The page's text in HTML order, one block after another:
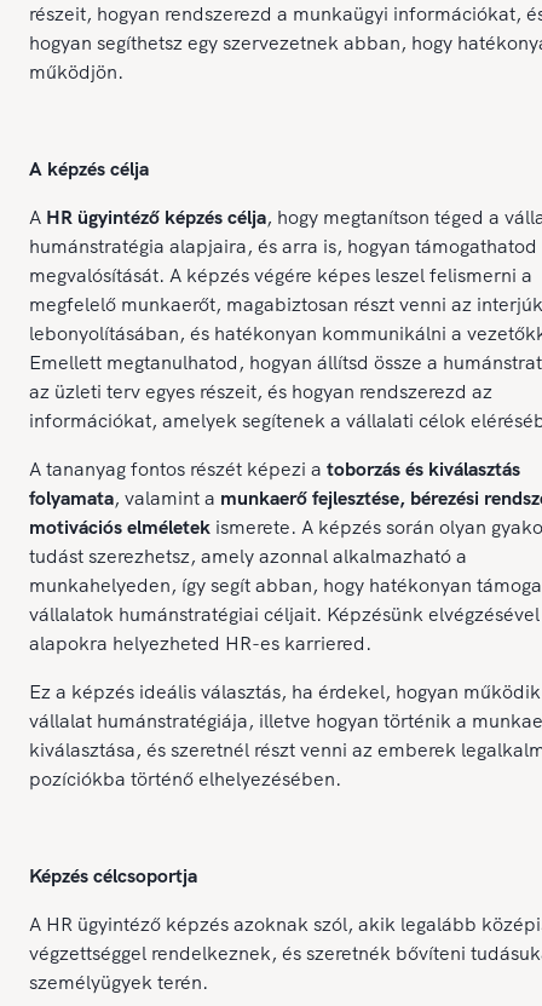
részeit, hogyan rendszerezd a munkaügyi információkat,
hogyan segíthetsz egy szervezetnek abban, hogy
működjön.
A képzés célja
A HR ügyintéző képzés célja, hogy megtanítson téged a
humánstratégia alapjaira, és arra is, hogyan
megvalósítását. A képzés végére képes leszel felismerni a
megfelelő munkaerőt, magabiztosan részt venni az interjúk
lebonyolításában, és hatékonyan kommunikálni a
Emellett megtanulhatod, hogyan állítsd össze a
az üzleti terv egyes részeit, és hogyan rendszerezd az
információkat, amelyek segítenek a vállalati célok
A tananyag fontos részét képezi a toborzás és kiválasztás
folyamata, valamint a munkaerő fejlesztése, bérezési
motivációs elméletek ismerete. A képzés során olyan
tudást szerezhetsz, amely azonnal alkalmazható a
munkahelyeden, így segít abban, hogy hatékonyan
vállalatok humánstratégiai céljait. Képzésünk
alapokra helyezheted HR-es karriered.
Ez a képzés ideális választás, ha érdekel, hogyan
vállalat humánstratégiája, illetve hogyan történik a
kiválasztása, és szeretnél részt venni az emberek
pozíciókba történő elhelyezésében.
Képzés célcsoportja
A HR ügyintéző képzés azoknak szól, akik legalább
végzettséggel rendelkeznek, és szeretnék bővíteni
személyügyek terén.